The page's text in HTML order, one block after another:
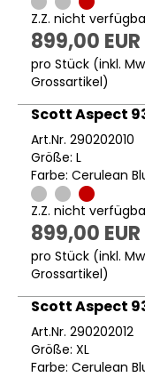
Z.Z. nicht
899,00 EUR
pro Stück (inkl.
Grossartikel)
Scott Aspect
Art.Nr. 290202010
Größe: L
Farbe: Cerulean
Z.Z. nicht
899,00 EUR
pro Stück (inkl.
Grossartikel)
Scott Aspect
Art.Nr. 290202012
Größe: XL
Farbe: Cerulean